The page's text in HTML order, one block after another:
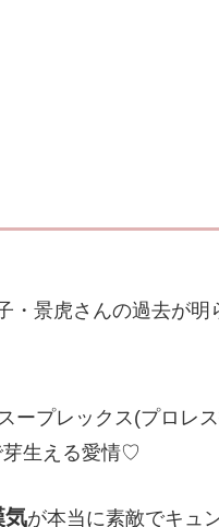
景虎さんの過去が明
ープレックス(プロレス
芽生える愛情♡
気が本当に素敵でキュ